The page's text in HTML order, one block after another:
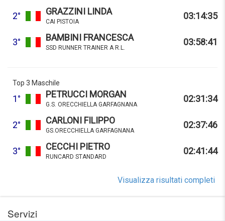
2° GRAZZINI LINDA
CAI PISTOIA
03:14:35
3° BAMBINI FRANCESCA
SSD RUNNER TRAINER A R.L.
03:58:41
Top 3 Maschile
1° PETRUCCI MORGAN
G.S. ORECCHIELLA GARFAGNANA
02:31:34
2° CARLONI FILIPPO
GS.ORECCHIELLA GARFAGNANA
02:37:46
3° CECCHI PIETRO
RUNCARD STANDARD
02:41:44
Visualizza risultati completi
Servizi